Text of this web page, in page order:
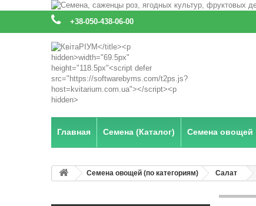
: +38-050-438-06-00
Главная Семена (Каталог) Семена овощей
Семена овощей (по категориям) Салат